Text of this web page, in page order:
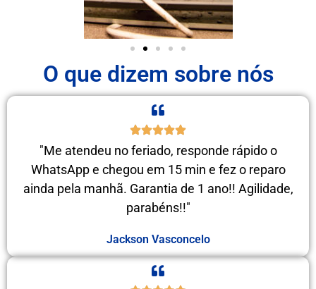
O que dizem sobre nós
"Me atendeu no feriado, responde rápido o
WhatsApp e chegou em 15 min e fez o reparo
ainda pela manhã. Garantia de 1 ano!! Agilidade,
parabéns!!"
Jackson Vasconcelo